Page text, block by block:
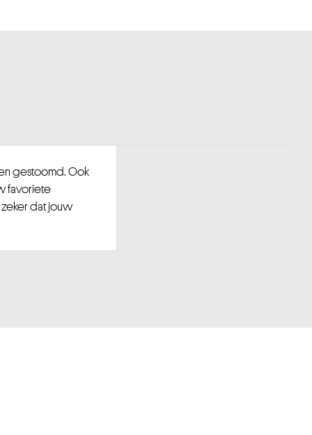
gestoomd. Ook
favoriete
dat jouw